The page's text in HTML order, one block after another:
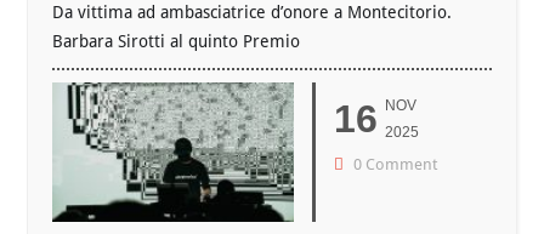
Da vittima ad ambasciatrice d’onore a Montecitorio.
Barbara Sirotti al quinto Premio
16 NOV
2025
0 Comment